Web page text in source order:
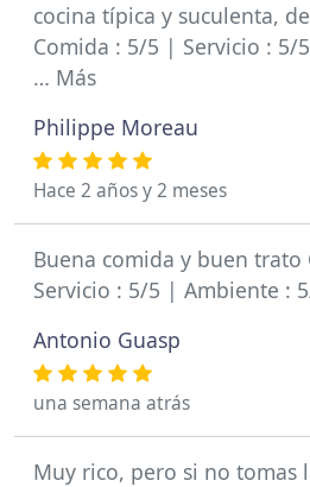
cocina típica y suculenta,
Comida : 5/5 | Servicio : 5/
… Más
Philippe Moreau
Hace 2 años y 2 meses
Buena comida y buen trato
Servicio : 5/5 | Ambiente :
Antonio Guasp
una semana atrás
Muy rico, pero si no tomas